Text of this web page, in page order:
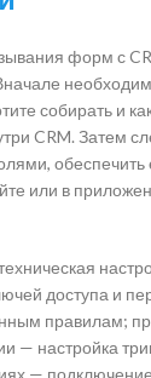
форм с
собирать и
CRM. Затем
обеспечить
или в
доступа и
правилам;
— настройка
—